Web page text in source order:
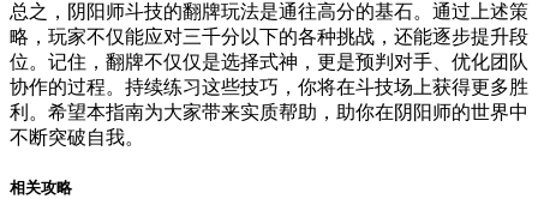
总之，阴阳师斗技的翻牌玩法是通往高分的基石。通过上述策
略，玩家不仅能应对三千分以下的各种挑战，还能逐步提升段
位。记住，翻牌不仅仅是选择式神，更是预判对手、优化团队
协作的过程。持续练习这些技巧，你将在斗技场上获得更多胜
利。希望本指南为大家带来实质帮助，助你在阴阳师的世界中
不断突破自我。
相关攻略